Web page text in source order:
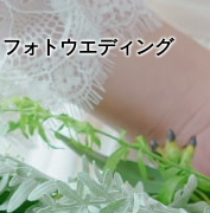
フォトウエディング